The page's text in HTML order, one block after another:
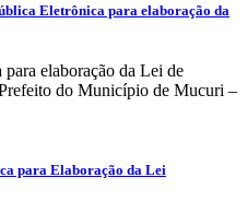
Eletrônica para elaboração da
elaboração da Lei de
do Município de Mucuri –
para Elaboração da Lei